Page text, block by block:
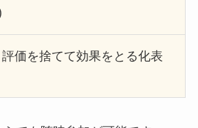
価を捨てて効果をとる化表